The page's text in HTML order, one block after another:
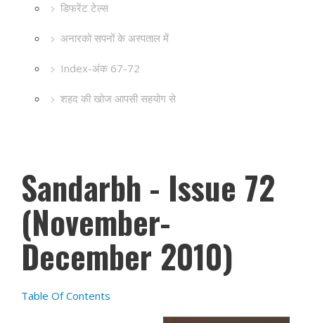
डिफरेंट टेल्स
अनारको सपनों के अस्पताल में
Index-अंक 67-72
शहद की खोज आपसी सहयोग से
Sandarbh - Issue 72
(November-
December 2010)
Table Of Contents